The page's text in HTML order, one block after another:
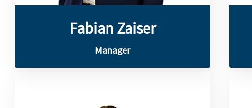
Fabian Zaiser
Manager